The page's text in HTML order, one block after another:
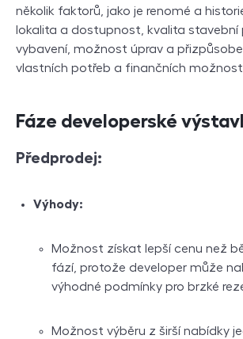
několik faktorů, jako je renomé a
lokalita a dostupnost, kvalita stavební
vybavení, možnost úprav a
vlastních potřeb a finančních
Fáze developerské
Předprodej:
Výhody:
Možnost získat lepší cenu než
fází, protože developer může
výhodné podmínky pro brzké
Možnost výběru z širší nabídky